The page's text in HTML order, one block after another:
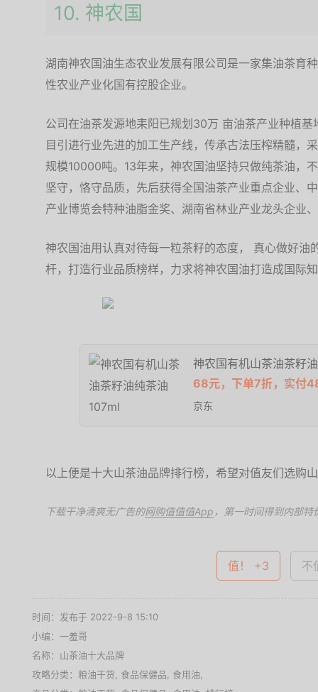
10. 神农国
湖南神农国油生态农业发展有限公司是一家集油茶育
性农业产业化国有控股企业。
公司在油茶发源地耒阳已规划30万 亩油茶产业种植
目引进行业先进的加工生产线，传承古法压榨精髓，
规模10000吨。13年来，神农国油坚持只做纯茶油，
坚守，恪守品质，先后获得全国油茶产业重点企业、
产业博览会特种油脂金奖、湖南省林业产业龙头企业
神农国油用认真对待每一粒茶籽的态度， 真心做好油
杆，打造行业品质榜样，力求将神农国油打造成国际
神农国有机山茶油茶籽
68元，下单7折，实付
京东
以上便是十大山茶油品牌排行榜，希望对值友们选购
下载干净清爽无广告的网购值值值App ，第一时间得到内部特
值！ +3 不
时间：发布于 2022-9-8 15:10
小编：一羞哥
名称： 山茶油十大品牌
攻略分类： 粮油干货 食品保健品 食用油